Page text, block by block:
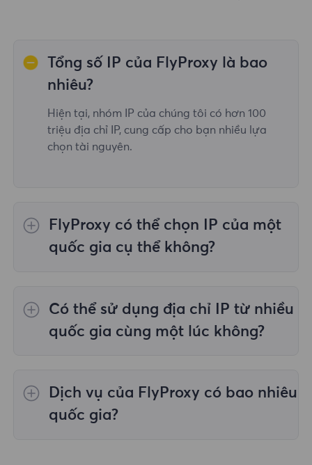
Tổng số IP của FlyProxy là bao
nhiêu?
Hiện tại, nhóm IP của chúng tôi có hơn 100
triệu địa chỉ IP, cung cấp cho bạn nhiều lựa
chọn tài nguyên.
FlyProxy có thể chọn IP của một
quốc gia cụ thể không?
toàn thế giới; Proxy dân cư không giới hạn
không hỗ trợ việc lựa chọn proxy cho các
quốc gia/khu vực được chỉ định;
Proxy dân
thời điểm mua.
Có thể sử dụng địa chỉ IP từ nhiều
quốc gia cùng một lúc không?
những trường hợp bạn cần thực hiện tác vụ
trên nhiều vị trí địa lý.
Dịch vụ của FlyProxy có bao nhiêu
quốc gia?